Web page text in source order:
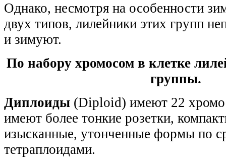
Однако, несмотря на особенности
двух типов, лилейники этих групп
и зимуют.
По набору хромосом в клетке
группы.
Диплоиды (Diploid) имеют 22
имеют более тонкие розетки,
изысканные, утонченные формы по
тетраплоидами.